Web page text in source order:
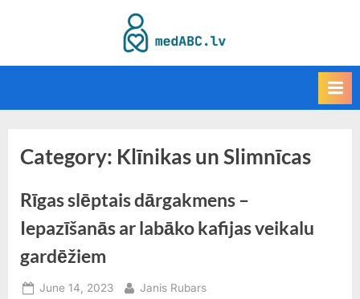
e
A
C
a
t
Category: Klīnikas un Slimnīcas
Rīgas slēptais dārgakmens –
Iepazīšanās ar labāko kafijas veikalu
gardēžiem
Posted
June 14, 2023 By
Janis Rubars